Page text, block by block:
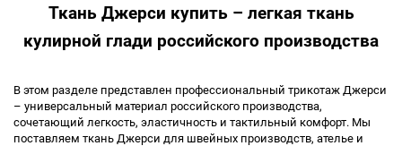
Ткань Джерси купить – легкая ткань
кулирной глади российского производства
В этом разделе представлен профессиональный трикотаж Джерси
– универсальный материал российского производства,
сочетающий легкость, эластичность и тактильный комфорт. Мы
поставляем ткань Джерси для швейных производств, ателье и